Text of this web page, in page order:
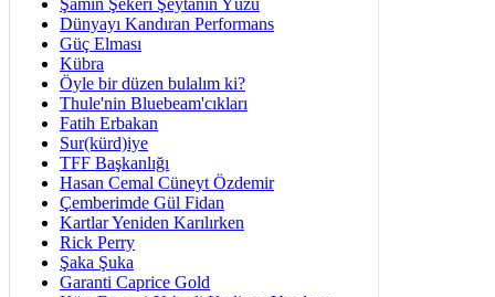
Şamın Şekeri Şeytanın Yüzü
Dünyayı Kandıran Performans
Güç Elması
Kübra
Öyle bir düzen bulalım ki?
Thule'nin Bluebeam'cıkları
Fatih Erbakan
Sur(kürd)iye
TFF Başkanlığı
Hasan Cemal Cüneyt Özdemir
Çemberimde Gül Fidan
Kartlar Yeniden Karılırken
Rick Perry
Şaka Şuka
Garanti Caprice Gold